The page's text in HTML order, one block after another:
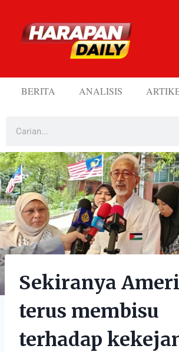
BERITA ANALISIS
Sekiranya
terus membisu
terhadap